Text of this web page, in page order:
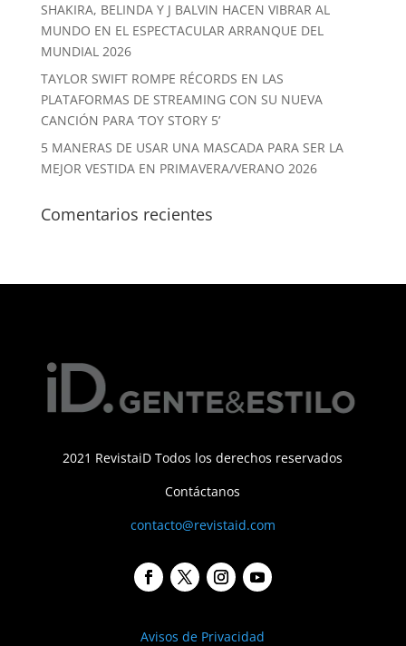
SHAKIRA, BELINDA Y J BALVIN HACEN VIBRAR AL
MUNDO EN EL ESPECTACULAR ARRANQUE DEL
MUNDIAL 2026
TAYLOR SWIFT ROMPE RÉCORDS EN LAS
PLATAFORMAS DE STREAMING CON SU NUEVA
CANCIÓN PARA ‘TOY STORY 5’
5 MANERAS DE USAR UNA MASCADA PARA SER LA
MEJOR VESTIDA EN PRIMAVERA/VERANO 2026
Comentarios recientes
2021 RevistaiD Todos los derechos reservados
Contáctanos
contacto@revistaid.com
Avisos de Privacidad